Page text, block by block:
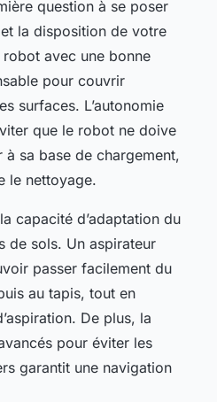
question à se poser
la disposition de votre
avec une bonne
pour couvrir
surfaces. L’autonomie
que le robot ne doive
sa base de chargement,
le nettoyage.
capacité d’adaptation du
de sols. Un aspirateur
passer facilement du
au tapis, tout en
De plus, la
pour éviter les
garantit une navigation